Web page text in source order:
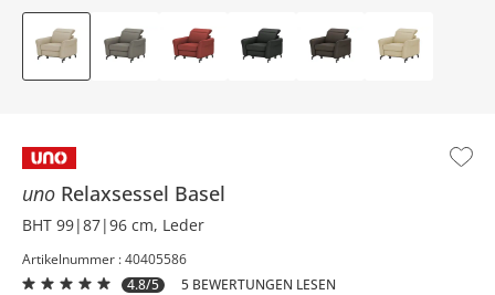
uno Relaxsessel Basel
BHT 99|87|96 cm, Leder
Artikelnummer : 40405586
4.8/5
5 BEWERTUNGEN LESEN